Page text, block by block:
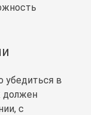
убедиться в
должен
с